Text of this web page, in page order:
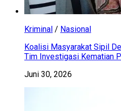
Kriminal / Nasional
Koalisi Masyarakat Sipil
Tim Investigasi Kematian
Juni 30, 2026